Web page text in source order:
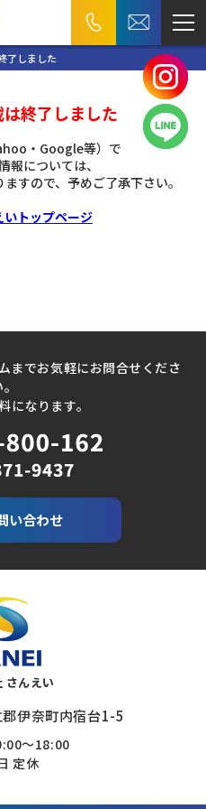
了しました
終了しました
・Google等）で
報については、
すので、 予めご了承下さい。
トップページ
までお気軽にお問合せくださ
になります。
い合わせ
さんえい
伊奈町内宿台1-5
～18:00
定休